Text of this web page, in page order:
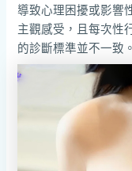
導致心理困擾或影響
主觀感受，且每次性
的診斷標準並不一致。